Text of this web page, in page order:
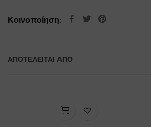
Κοινοποίηση:
ΑΠΟΤΕΛΕΊΤΑΙ ΑΠΌ